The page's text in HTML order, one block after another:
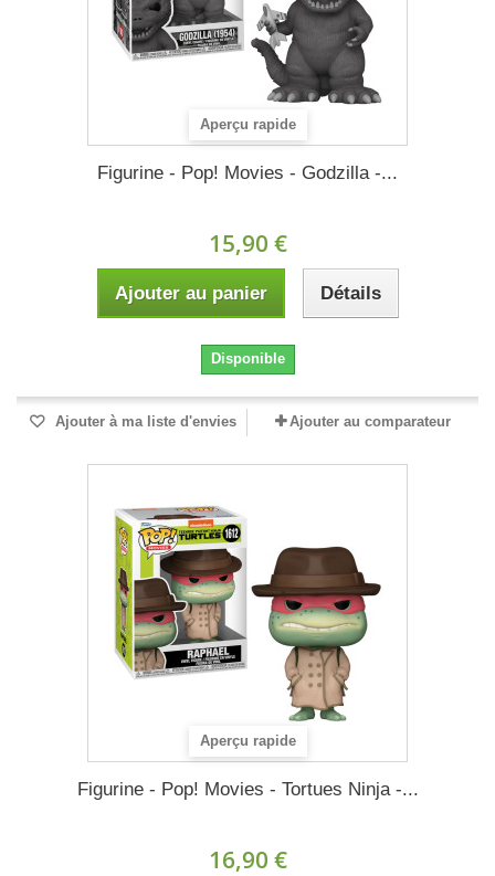
Aperçu rapide
Figurine - Pop! Movies - Godzilla -...
15,90 €
Ajouter au panier Détails
Disponible
Ajouter à ma liste d'envies Ajouter au comparateur
Aperçu rapide
Figurine - Pop! Movies - Tortues Ninja -...
16,90 €